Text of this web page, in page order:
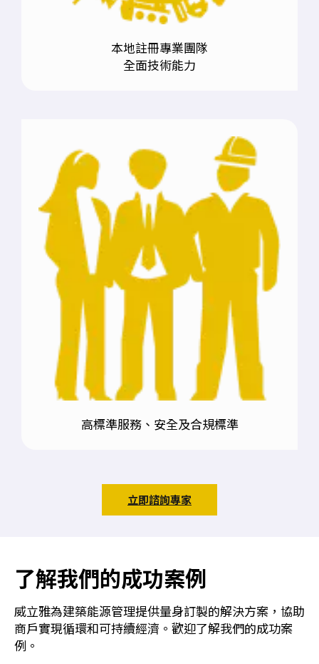
本地註冊專業團隊
全面技術能力
高標準服務、安全及合規標準
立即諮詢專家
了解我們的成功案例
威立雅為建築能源管理提供量身訂製的解決方案，協助
商戶實現循環和可持續經濟。歡迎了解我們的成功案
例。